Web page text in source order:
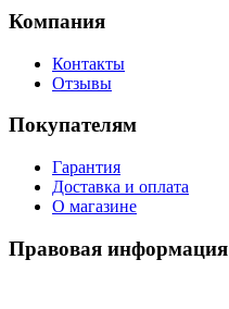
Компания
Контакты
Отзывы
Покупателям
Гарантия
Доставка и оплата
О магазине
Правовая информация